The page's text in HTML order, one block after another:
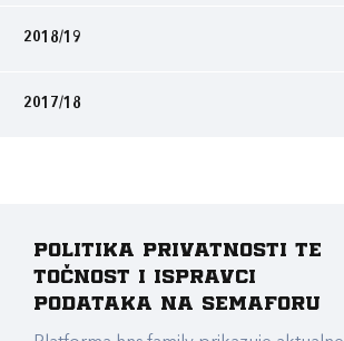
2018/19
2017/18
Politika privatnosti te
točnost i ispravci
podataka na Semaforu